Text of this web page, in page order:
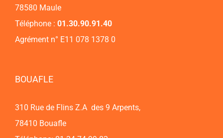
78580 Maule
Téléphone : 01.30.90.91.40
Agrément n° E11 078 1378 0
BOUAFLE
310 Rue de Flins Z.A des 9 Arpents,
78410 Bouafle